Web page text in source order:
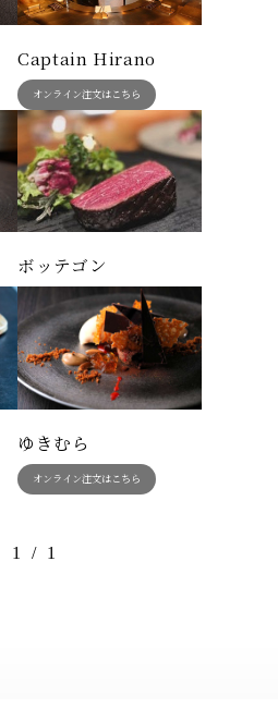
Captain Hirano
オンライン注文はこちら
ボッテゴン
ゆきむら
オンライン注文はこちら
1 / 1